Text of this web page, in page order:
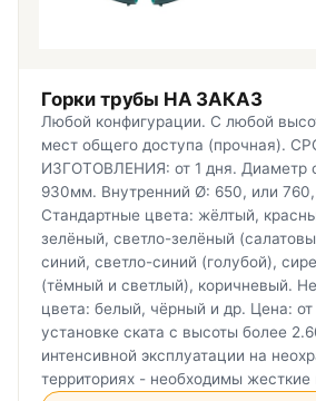
Горки трубы НА ЗАКАЗ
Любой конфигурации. С любой
мест общего доступа (прочная).
ИЗГОТОВЛЕНИЯ: от 1 дня. Диаметр
930мм. Внутренний Ø: 650, или
Стандартные цвета: жёлтый,
зелёный, светло-зелёный
синий, светло-синий (голубой),
(тёмный и светлый), коричневый.
цвета: белый, чёрный и др. Цена:
установке ската с высоты более
интенсивной эксплуатации на
территориях - необходимы жесткие